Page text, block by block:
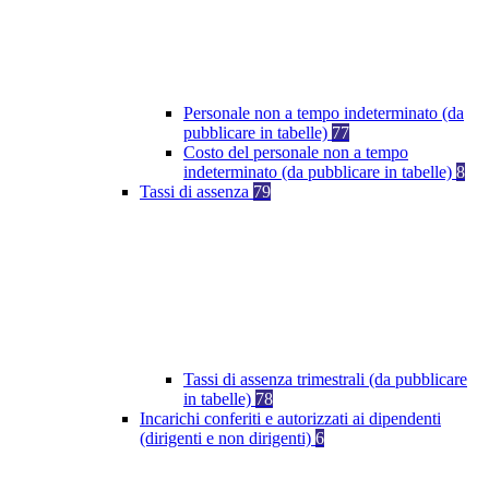
Personale non a tempo indeterminato (da
pubblicare in tabelle) 77
Costo del personale non a tempo
indeterminato (da pubblicare in tabelle) 8
Tassi di assenza 79
Tassi di assenza trimestrali (da pubblicare
in tabelle) 78
Incarichi conferiti e autorizzati ai dipendenti
(dirigenti e non dirigenti) 6